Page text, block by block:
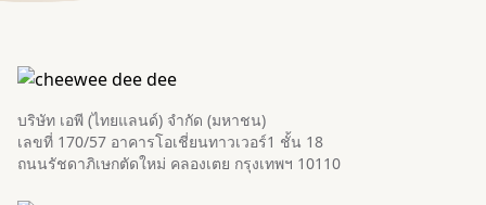
บริษัท เอพี (ไทยแลนด์) จำกัด (มหาชน)
เลขที่ 170/57 อาคารโอเชี่ยนทาวเวอร์1 ชั้น 18
ถนนรัชดาภิเษกตัดใหม่ คลองเตย กรุงเทพฯ 10110